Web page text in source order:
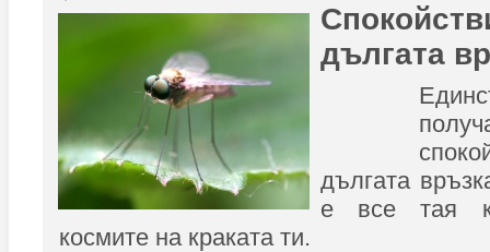
дългата
дългата
е все тая
космите на краката ти.